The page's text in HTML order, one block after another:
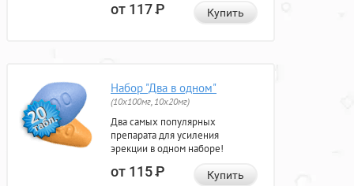
от 117Р Купить
Набор "Два в одном"
(10x100мг, 10x20мг)
Два самых популярных
препарата для усиления
эрекции в одном наборе!
от 115Р Купить